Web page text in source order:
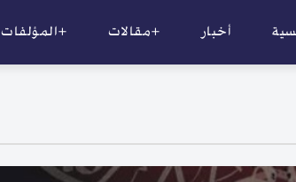
أخبار +مقالات +المؤلفات